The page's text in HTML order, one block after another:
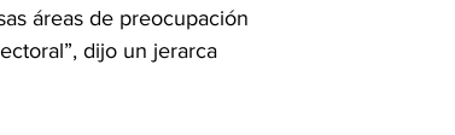
áreas de preocupación
dijo un jerarca